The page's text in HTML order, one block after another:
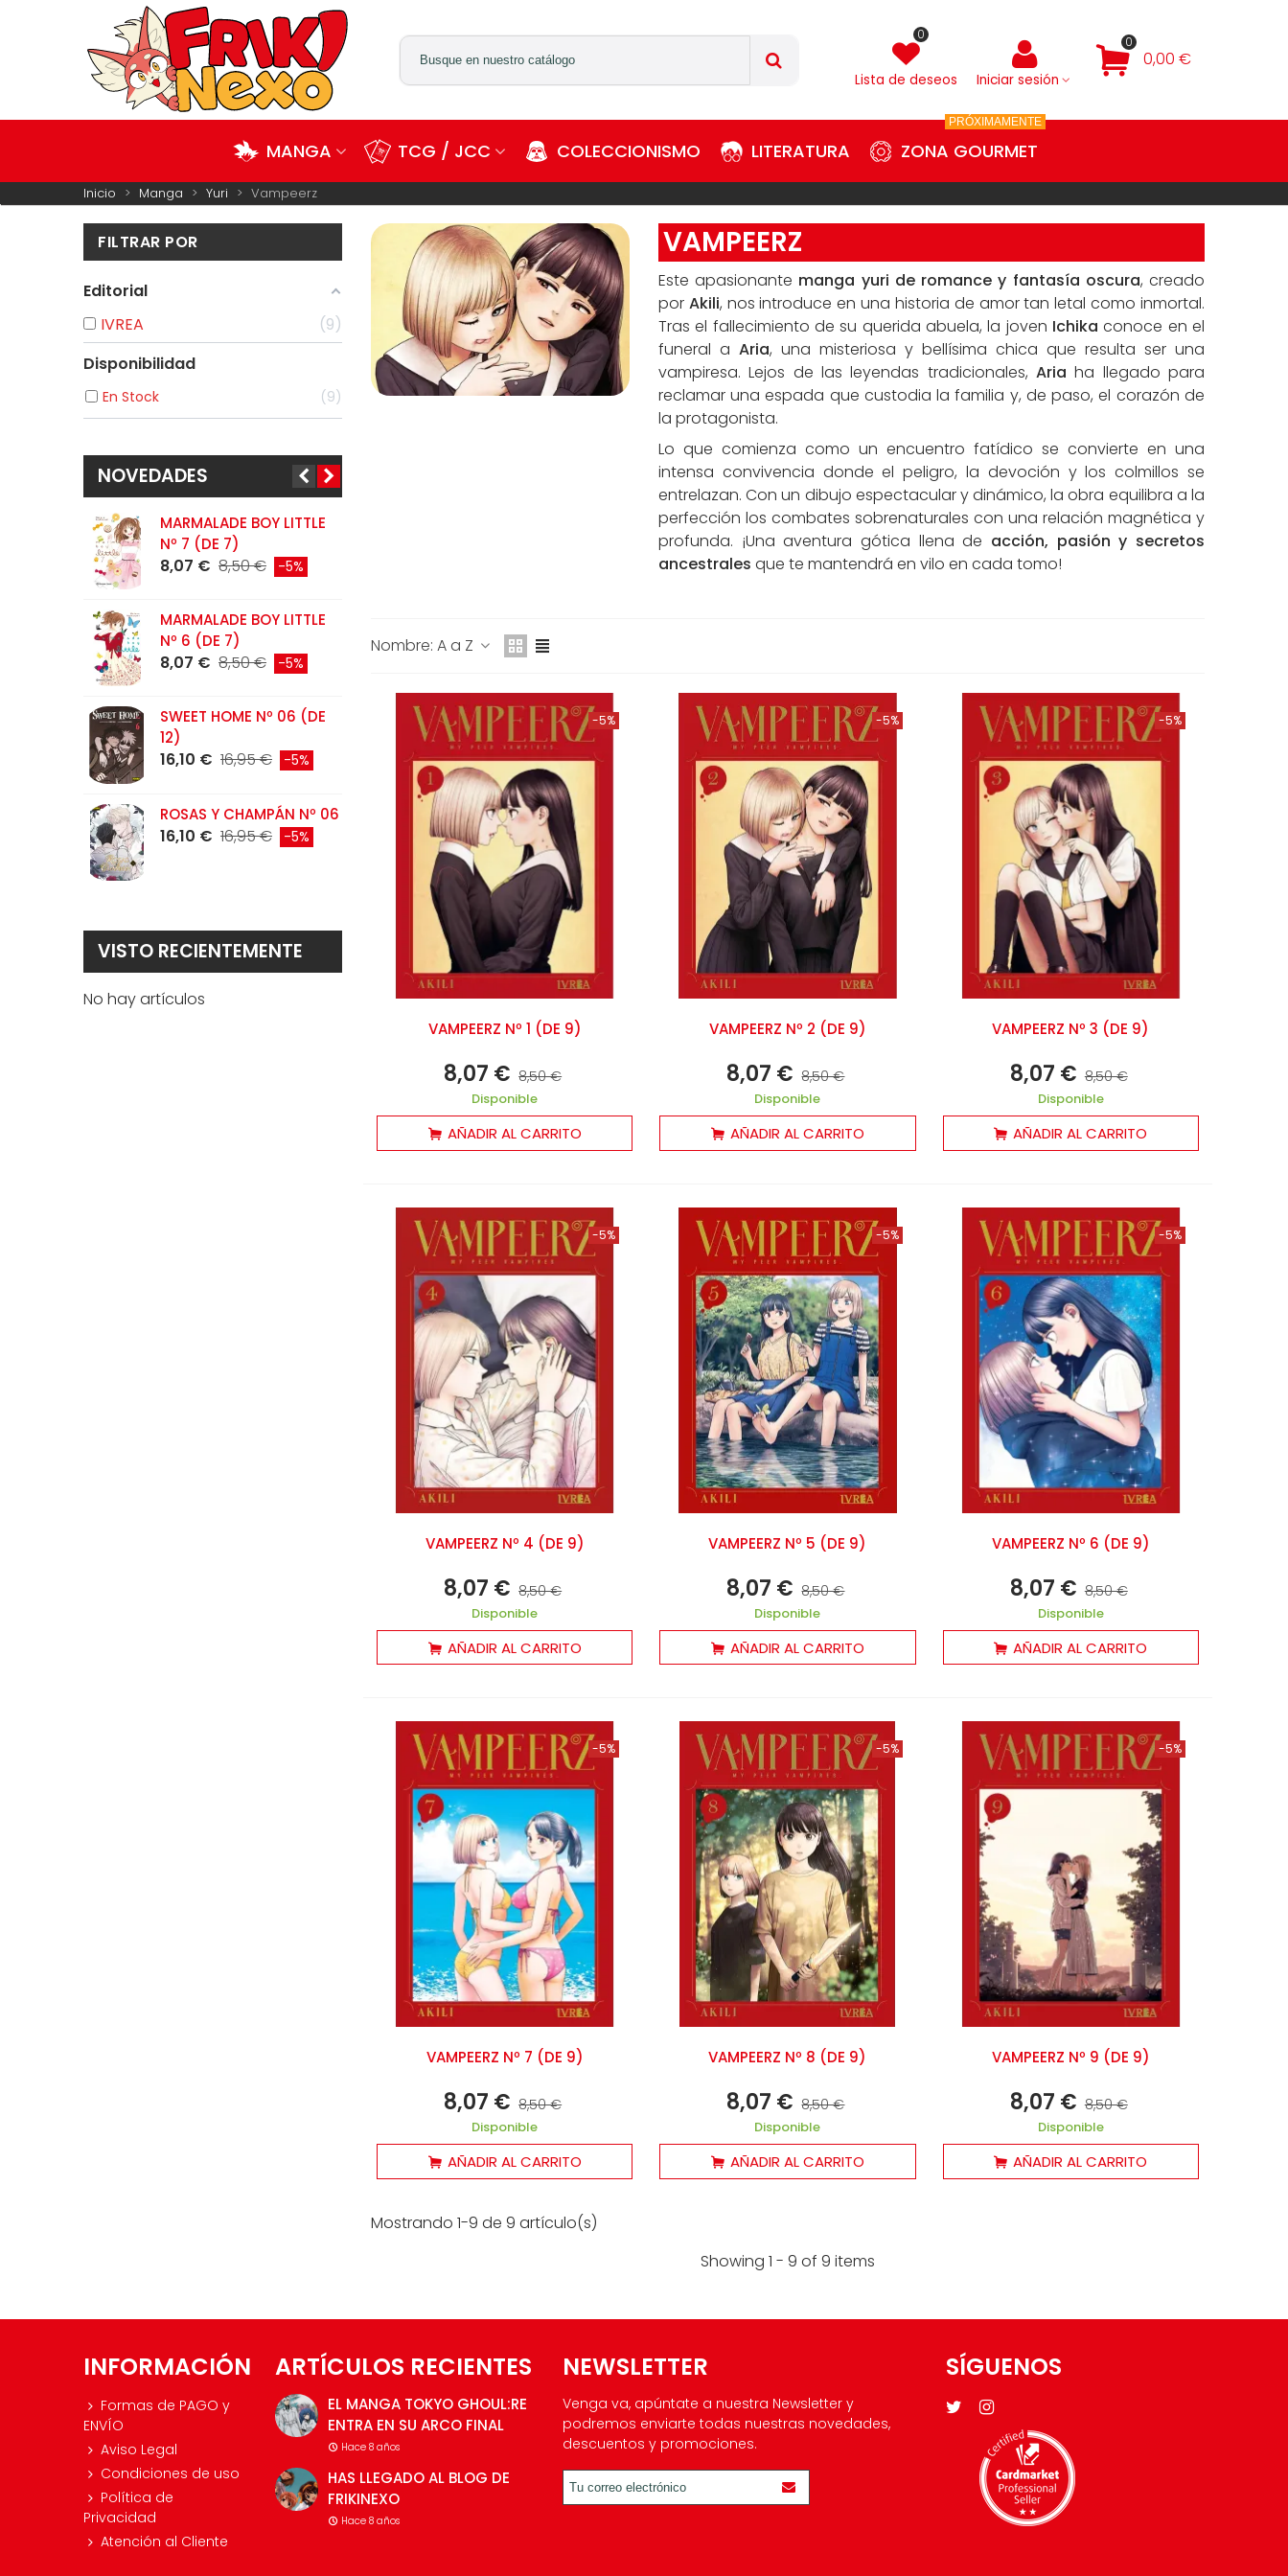
0
Lista de deseos Iniciar sesión
0
0,00 €
MANGA TCG / JCC COLECCIONISMO LITERATURA ZONA GOURMET
PRÓXIMAMENTE
Inicio > Manga > Yuri > Vampeerz
FILTRAR POR
Editorial
IVREA
9
En Stock 9
NOVEDADES
MARMALADE BOY LITTLE
Nº 7 (DE 7)
8,07 € 8,50 € -5%
MARMALADE BOY LITTLE
Nº 6 (DE 7)
8,07 € 8,50 € -5%
SWEET HOME Nº 06 (DE
12)
16,10 € 16,95 € -5%
ROSAS Y CHAMPÁN Nº 06
16,10 € 16,95 € -5%
SUPERVIVENCIA DE UN
REY ESPADACHÍN...
LA HIJA DEL EMPERADOR
Nº 12 (DE 14)
16,10 € 16,95 € -5%
CÁSATE CON MI ESPOSO
Nº 1 (DE 7)
18,00 € 18,95 € -5%
VISTO RECIENTEMENTE
No hay artículos
VAMPEERZ
Este apasionante manga yuri de romance y fantasía oscura, creado
por Akili, nos introduce en una historia de amor tan letal como inmortal.
Tras el fallecimiento de su querida abuela, la joven Ichika conoce en el
funeral a Aria, una misteriosa y bellísima chica que resulta ser una
vampiresa. Lejos de las leyendas tradicionales, Aria ha llegado para
reclamar una espada que custodia la familia y, de paso, el corazón de
la protagonista.
Lo que comienza como un encuentro fatídico se convierte en una
intensa convivencia donde el peligro, la devoción y los colmillos se
entrelazan. Con un dibujo espectacular y dinámico, la obra equilibra a la
perfección los combates sobrenaturales con una relación magnética y
profunda. ¡Una aventura gótica llena de acción, pasión y secretos
ancestrales que te mantendrá en vilo en cada tomo!
Nombre: A a Z
-5%
VAMPEERZ Nº 1 (DE 9)
8,07 € 8,50 €
Disponible
AÑADIR AL CARRITO
-5%
VAMPEERZ Nº 2 (DE 9)
8,07 € 8,50 €
Disponible
AÑADIR AL CARRITO
-5%
VAMPEERZ Nº 3 (DE 9)
8,07 € 8,50 €
Disponible
AÑADIR AL CARRITO
-5%
VAMPEERZ Nº 4 (DE 9)
8,07 € 8,50 €
Disponible
AÑADIR AL CARRITO
-5%
VAMPEERZ Nº 5 (DE 9)
8,07 € 8,50 €
Disponible
AÑADIR AL CARRITO
-5%
VAMPEERZ Nº 6 (DE 9)
8,07 € 8,50 €
Disponible
AÑADIR AL CARRITO
-5%
VAMPEERZ Nº 7 (DE 9)
8,07 € 8,50 €
Disponible
AÑADIR AL CARRITO
-5%
VAMPEERZ Nº 8 (DE 9)
8,07 € 8,50 €
Disponible
AÑADIR AL CARRITO
-5%
VAMPEERZ Nº 9 (DE 9)
8,07 € 8,50 €
Disponible
AÑADIR AL CARRITO
Mostrando 1-9 de 9 artículo(s)
Showing 1 - 9 of 9 items
INFORMACIÓN
Formas de PAGO y
ENVÍO
Aviso Legal
Condiciones de uso
Política de
Privacidad
Atención al Cliente
ARTÍCULOS RECIENTES
EL MANGA TOKYO GHOUL:RE
ENTRA EN SU ARCO FINAL
Hace 8 años
HAS LLEGADO AL BLOG DE
FRIKINEXO
Hace 8 años
NEWSLETTER
Venga va, apúntate a nuestra Newsletter y
podremos enviarte todas nuestras novedades,
descuentos y promociones.
SÍGUENOS